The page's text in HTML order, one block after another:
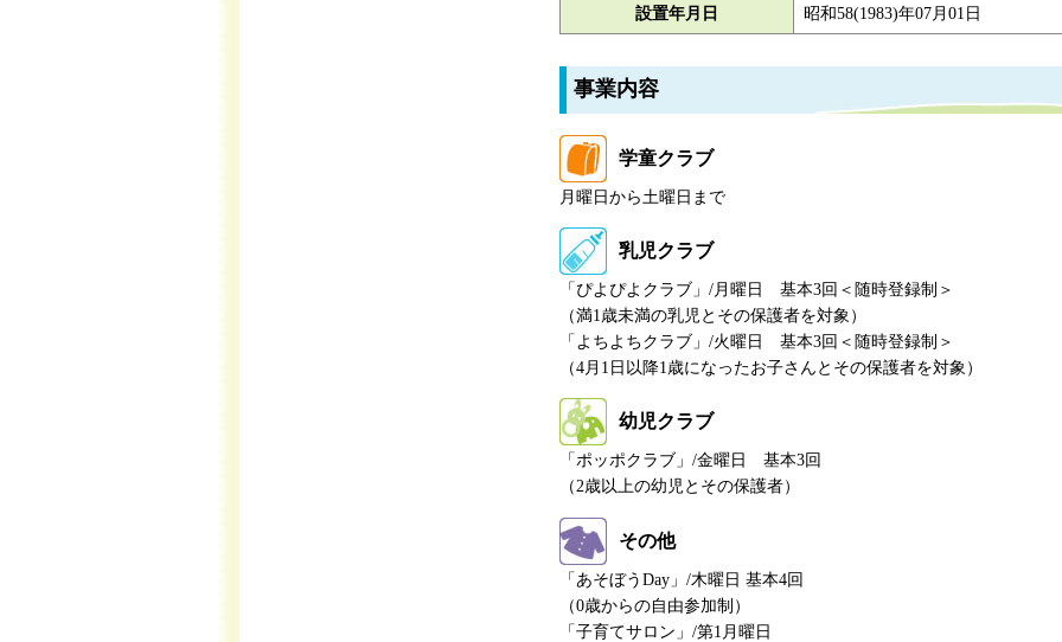
設置年月日 昭和58(1983)年07月01日
事業内容
学童クラブ
月曜日から土曜日まで
乳児クラブ
「ぴよぴよクラブ」/月曜日 基本3回＜随時登録制＞
（満1歳未満の乳児とその保護者を対象）
「よちよちクラブ」/火曜日 基本3回＜随時登録制＞
（4月1日以降1歳になったお子さんとその保護者を対象）
幼児クラブ
「ポッポクラブ」/金曜日 基本3回
（2歳以上の幼児とその保護者）
その他
「あそぼうDay」/木曜日 基本4回
（0歳からの自由参加制）
「子育てサロン」/第1月曜日